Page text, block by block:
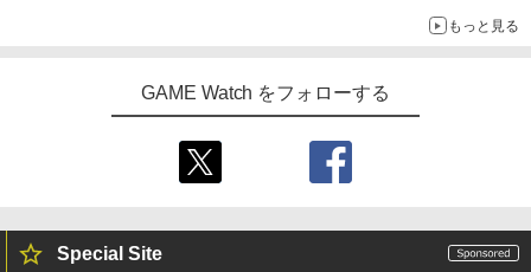
もっと見る
GAME Watch をフォローする
Special Site